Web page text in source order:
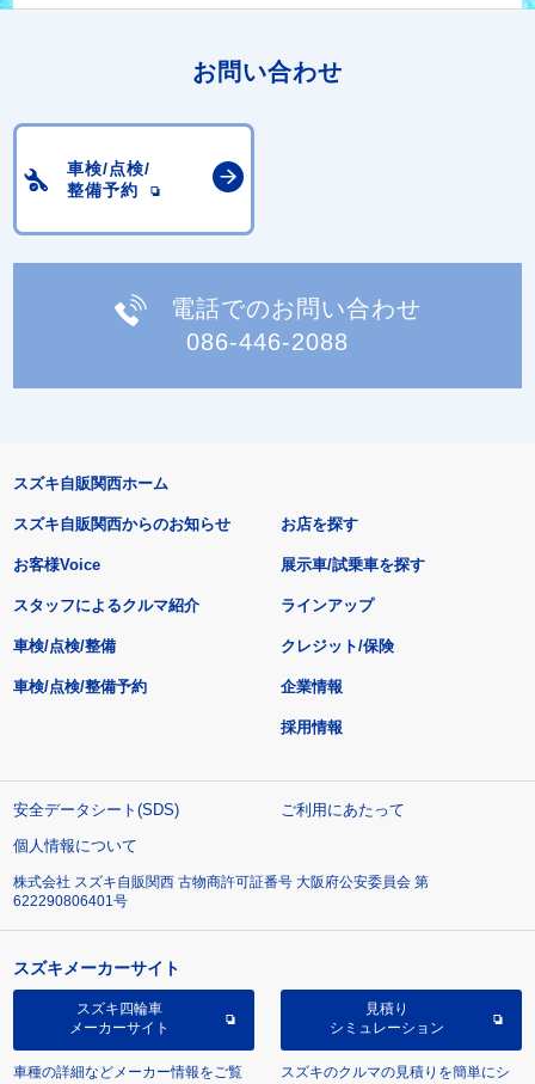
お問い合わせ
車検/点検/
整備予約
電話でのお問い合わせ
086-446-2088
スズキ自販関西ホーム
スズキ自販関西からのお知らせ
お客様Voice
スタッフによるクルマ紹介
お店を探す
展示車/試乗車を探す
ラインアップ
車検/点検/整備 クレジット/保険
車検/点検/整備予約 企業情報
採用情報
安全データシート(SDS)
ご利用にあたって
個人情報について
株式会社 スズキ自販関西 古物商許可証番号 大阪府公安委員会 第
622290806401号
スズキメーカーサイト
スズキ四輪車
メーカーサイト
車種の詳細などメーカー情報をご覧
見積り
シミュレーション
スズキのクルマの見積りを簡単にシ